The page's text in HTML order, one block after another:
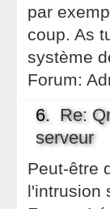
par
coup. As
système
Forum:
6. Re:
serveur
Peut-être
l'intrusion